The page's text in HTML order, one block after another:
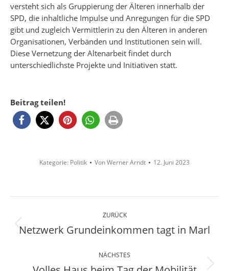
versteht sich als Gruppierung der Älteren innerhalb der
SPD, die inhaltliche Impulse und Anregungen für die SPD
gibt und zugleich Vermittlerin zu den Älteren in anderen
Organisationen, Verbänden und Institutionen sein will.
Diese Vernetzung der Altenarbeit findet durch
unterschiedlichste Projekte und Initiativen statt.
Beitrag teilen!
Kategorie: Politik VonWerner Arndt 12. Juni 2023
Kommentarnavigation
ZURÜCK
Vorheriger
Netzwerk Grundeinkommen tagt in Marl
NÄCHSTES
Nächster